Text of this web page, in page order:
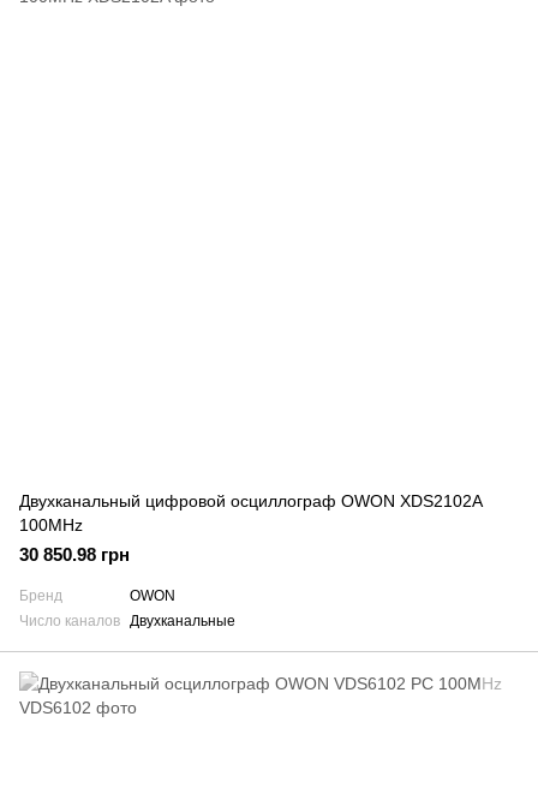
Двухканальный цифровой осциллограф OWON XDS2102A
100MHz
30 850.98 грн
Бренд
OWON
Число каналов Двухканальные